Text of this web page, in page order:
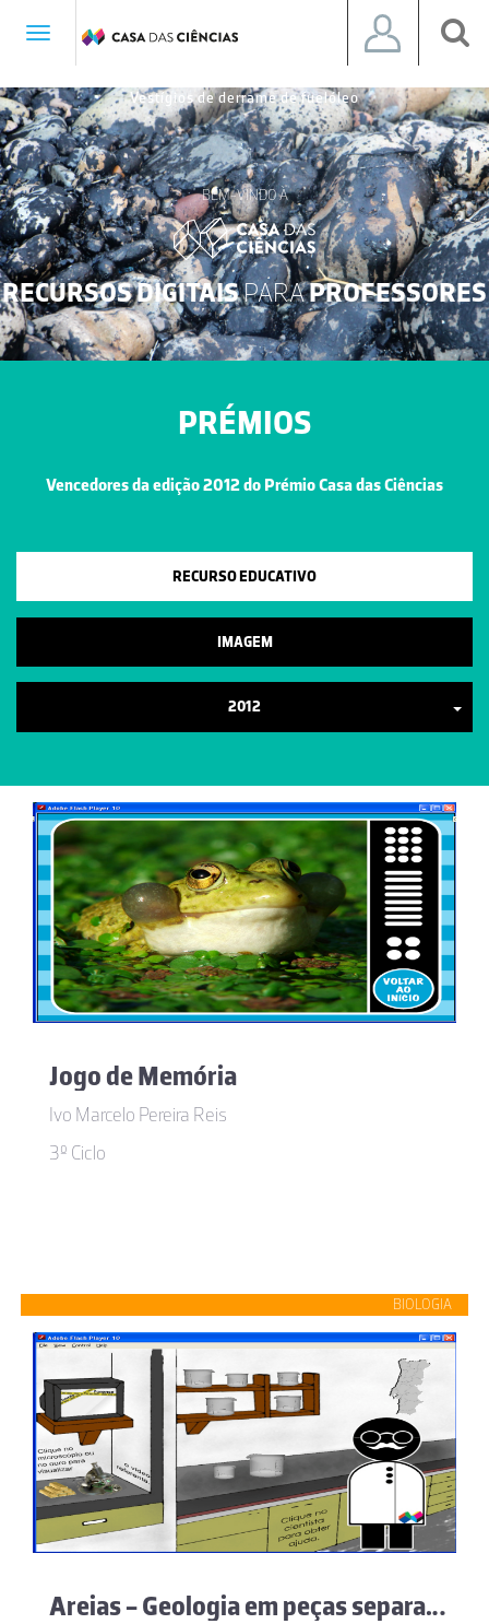
Toggle
Vestígios de derrame de fuelóleo
BEM-VINDO À
RECURSOS DIGITAISPARAPROFESSORES
PRÉMIOS
Vencedores da edição 2012 do Prémio Casa das Ciências
RECURSO EDUCATIVO
IMAGEM
2012
Jogo de Memória
Ivo Marcelo Pereira Reis
3º Ciclo
BIOLOGIA
Areias - Geologia em peças separadas